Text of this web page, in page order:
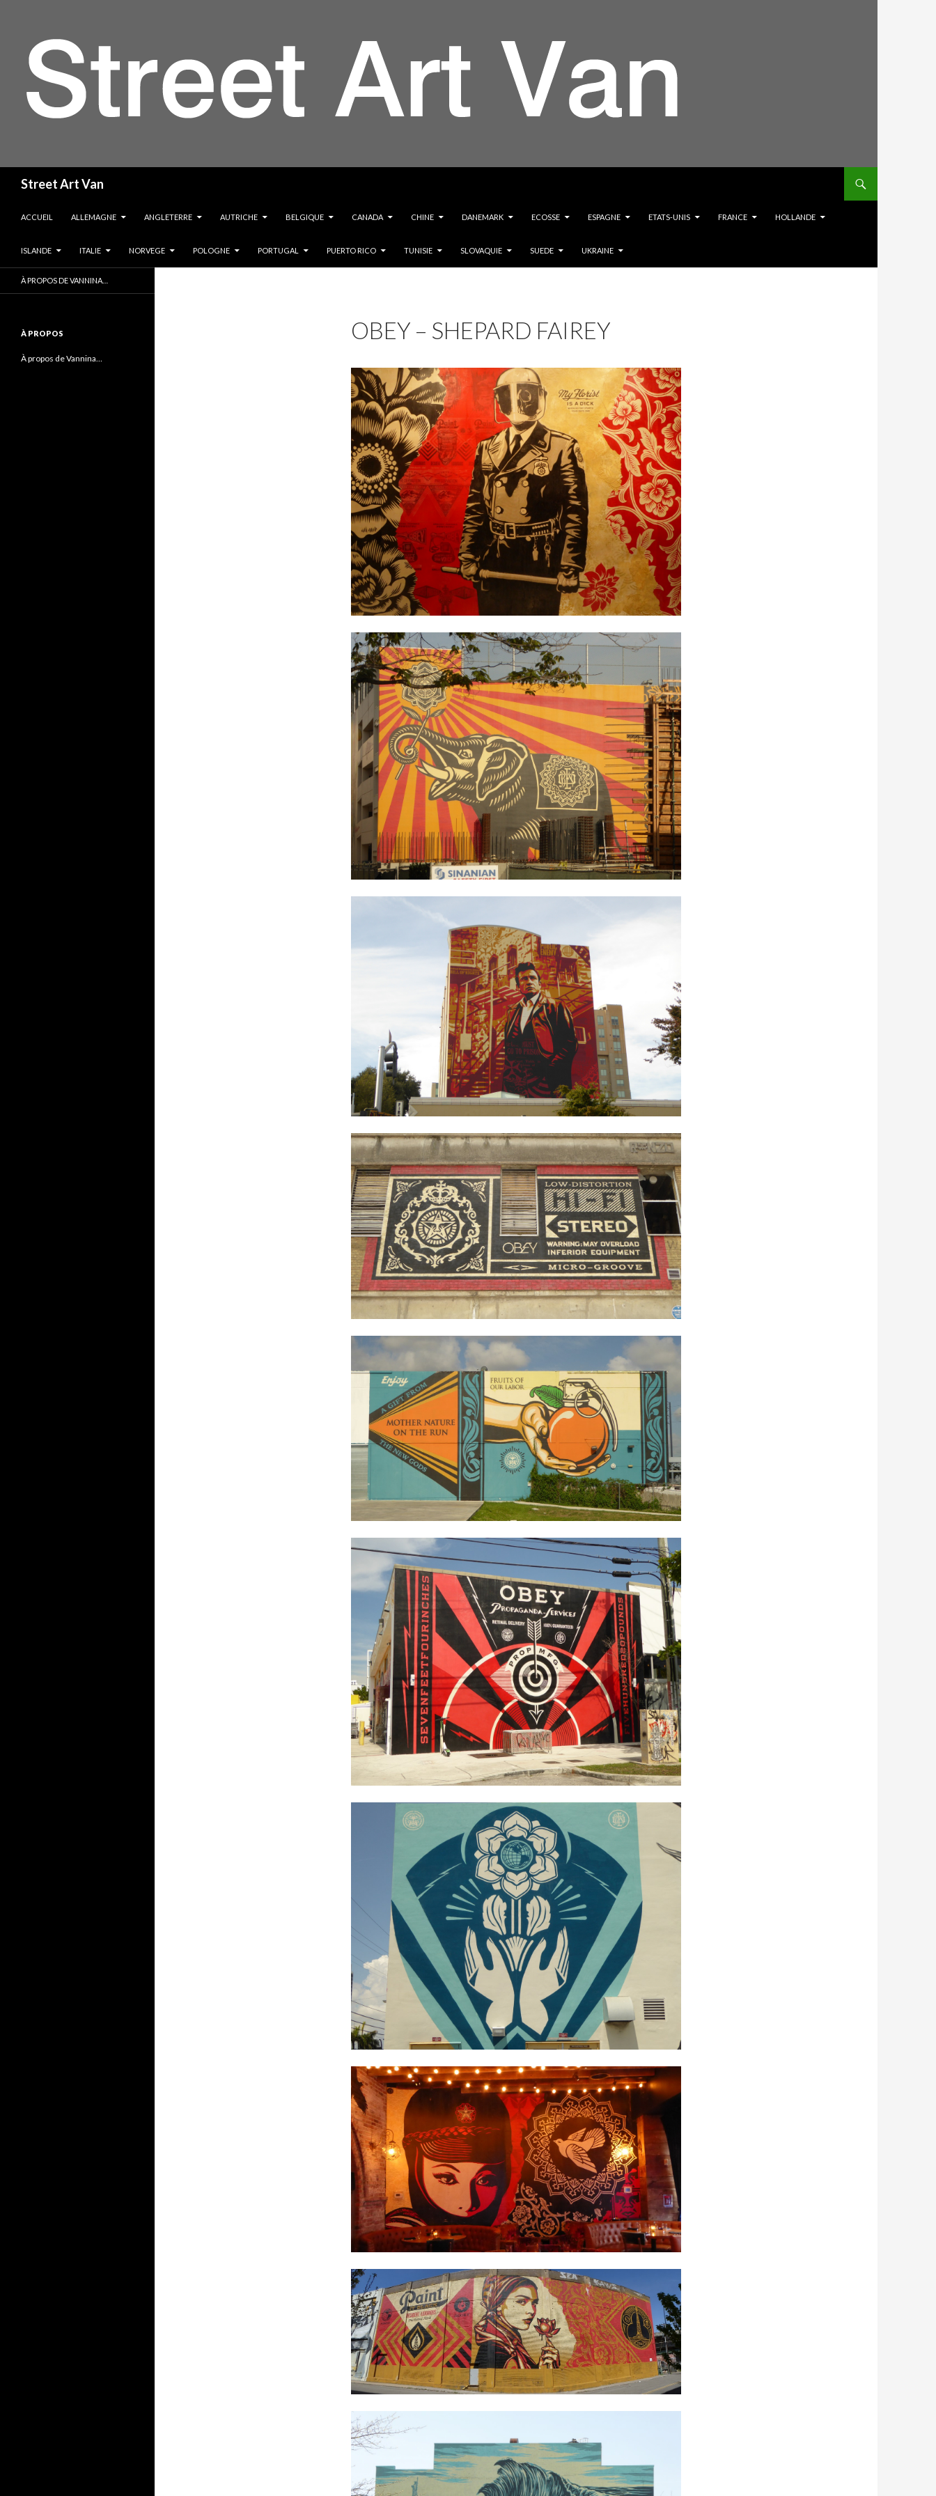
Street Art Van
ACCUEIL
ALLEMAGNE ANGLETERRE AUTRICHE BELGIQUE CANADA CHINE DANEMARK ECOSSE ESPAGNE ETATS-UNIS FRANCE HOLLANDE
ISLANDE ITALIE NORVEGE POLOGNE PORTUGAL PUERTO RICO TUNISIE SLOVAQUIE SUEDE UKRAINE
OBEY – SHEPARD FAIREY
À PROPOS DE VANNINA…
À PROPOS
À propos de Vannina…